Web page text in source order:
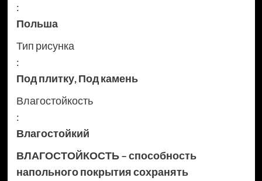
:
Польша
Тип рисунка
:
Под плитку,Под камень
Влагостойкость
:
Влагостойкий
ВЛАГОСТОЙКОСТЬ – способность
напольного покрытия сохранять